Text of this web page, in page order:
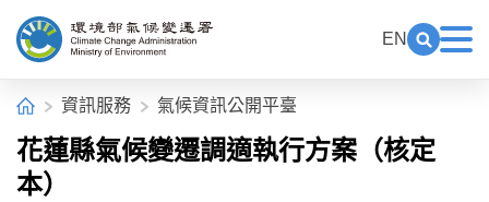
EN
首頁資訊服務 氣候資訊公開平臺
花蓮縣氣候變遷調適執行方案（核定
本）